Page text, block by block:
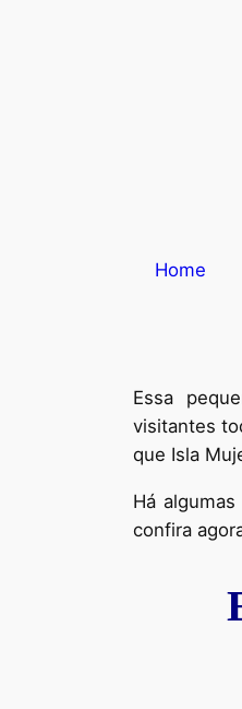
Home
Essa
visitantes
que Isla
Há
confira